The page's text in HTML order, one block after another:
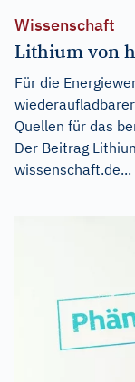
Wissenschaft
Lithium von
Für die
Quellen für das
Der Beitrag
wissenschaft.de...